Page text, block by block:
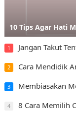
10 Tips Agar Hati
1 Jangan Takut
2 Cara Mendidik
3 Membiasakan
4 8 Cara Memilih